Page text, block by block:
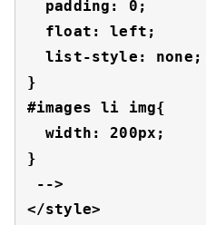
  list-style: none;
}
#images li img{
  width: 200px;
}
</style>